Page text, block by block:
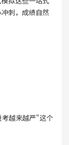
刺，成绩自然
考越来越严"这个